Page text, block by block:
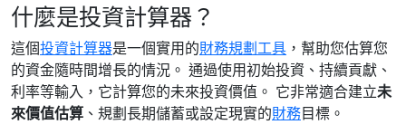
什麼是投資計算器？
這個投資計算器是一個實用的財務規劃工具 ，幫助您估算您
的資金隨時間增長的情況。 通過使用初始投資、持續貢獻、
利率等輸入，它計算您的未來投資價值。 它非常適合建立未
來價值估算 、規劃長期儲蓄或設定現實的財務目標。